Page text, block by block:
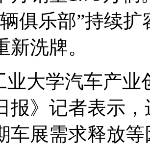
俱乐部”持续
新洗牌。
业大学汽车产业
报》记者表示
车展需求释放